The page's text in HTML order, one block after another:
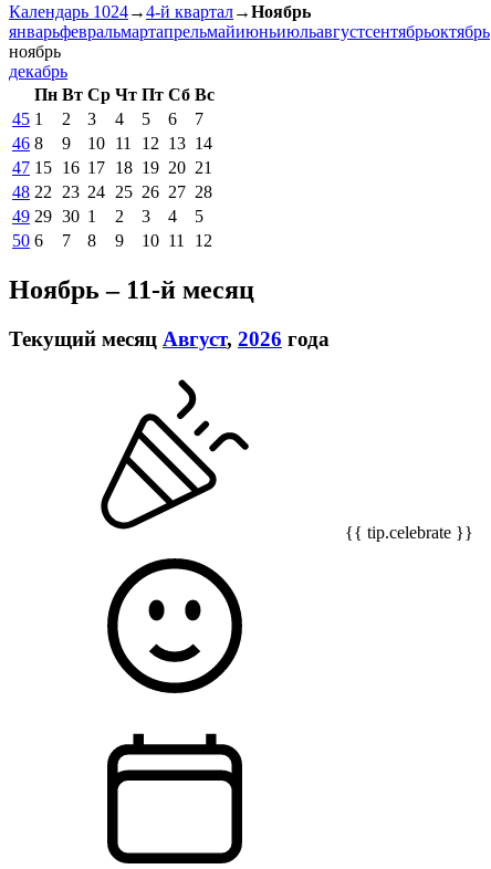
Календарь 1024→4-й квартал→Ноябрь
январьфевральмартапрельмайиюньиюльавгустсентябрьоктябрь
ноябрь
декабрь
Пн Вт Ср Чт Пт Сб Вс
45 1 2 3 4 5 6
7
46 8 9 10 11 12 13 14
47 15 16 17 18 19 20 21
48 22 23 24 25 26 27 28
49 29 30 1 2 3 4
5
50 6 7 8 9 10 11 12
Ноябрь – 11-й месяц
Текущий месяц Август, 2026 года
{{ tip.celebrate }}